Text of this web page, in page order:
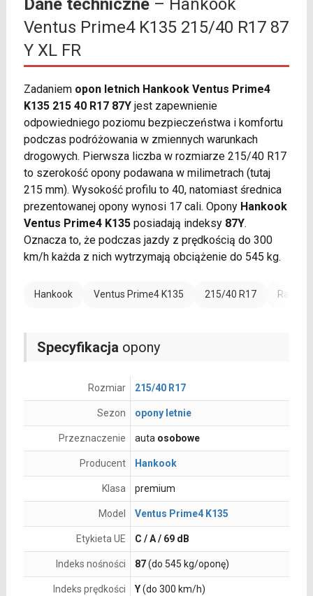
Dane techniczne– Hankook
Ventus Prime4 K135 215/40 R17 87
Y XL FR
Zadaniem opon letnich Hankook Ventus Prime4
K135 215 40 R17 87Yjest zapewnienie
odpowiedniego poziomu bezpieczeństwa i komfortu
podczas podróżowania w zmiennych warunkach
drogowych. Pierwsza liczba w rozmiarze 215/40 R17
to szerokość opony podawana w milimetrach (tutaj
215 mm). Wysokość profilu to 40, natomiast średnica
prezentowanej opony wynosi 17 cali. Opony Hankook
Ventus Prime4 K135posiadają indeksy 87Y.
Oznacza to, że podczas jazdy z prędkością do 300
km/h każda z nich wytrzymają obciążenie do 545 kg.
Hankook Ventus Prime4 K135 215/40 R17 Rant
Specyfikacja opony
Rozmiar 215/40 R17
Sezon opony letnie
Przeznaczenie auta osobowe
Producent Hankook
Klasa premium
Model Ventus Prime4 K135
Etykieta UE C / A / 69 dB
Indeks nośności 87(do 545 kg/oponę)
Indeks prędkości Y(do 300 km/h)